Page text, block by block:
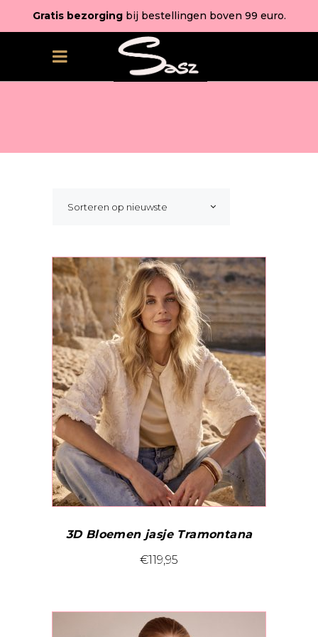
Gratis bezorgingbij bestellingen boven 99 euro.
Sorteren op nieuwste
3D Bloemen jasje Tramontana
€119,95
Dit
meerdere